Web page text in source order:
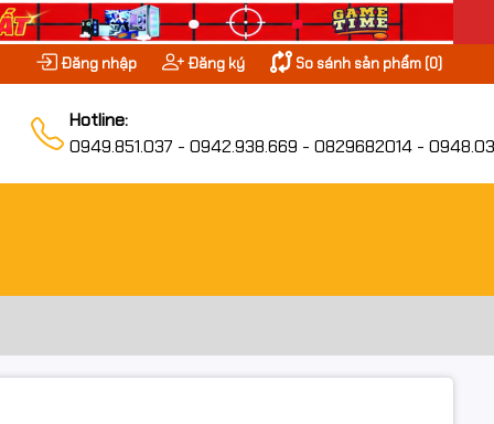
Đăng nhập Đăng ký So sánh sản phẩm (0)
Hotline:
0949.851.037 - 0942.938.669 - 0829682014 -